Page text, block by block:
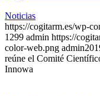
Noticias
https://cogitarm.es/wp-
1299 admin https://
color-web.png admin
reúne el Comité
Innowa